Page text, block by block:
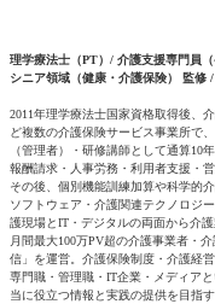
理学療法士（PT）/ 介護支援専門員（
シニア領域（健康・介護保険） 監修
2011年理学療法士国家資格取得後、
ど複数の介護保険サービス事業所で
（管理者）・研修講師として通算10
報酬請求・人事労務・利用者支援・
その後、個別機能訓練加算や科学的
ソフトウェア・介護関連テクノロジ
護現場とIT・デジタルの両面から介護
月間最大100万PV超の介護事業者・
信」を運営。介護保険制度・介護経
専門職・管理職・IT企業・メディア
当に役立つ情報と実践の提供を目指す